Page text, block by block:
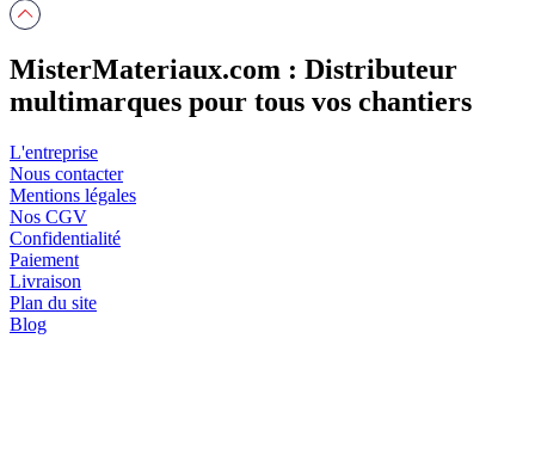
MisterMateriaux.com : Distributeur
multimarques pour tous vos chantiers
L'entreprise
Nous contacter
Mentions légales
Nos CGV
Confidentialité
Paiement
Livraison
Plan du site
Blog